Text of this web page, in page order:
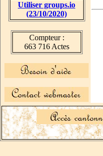
Utiliser groups.io
(23/10/2020)
Compteur :
663 716 Actes